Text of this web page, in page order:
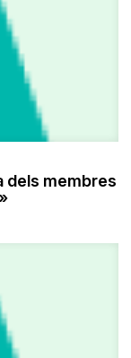
dels membres